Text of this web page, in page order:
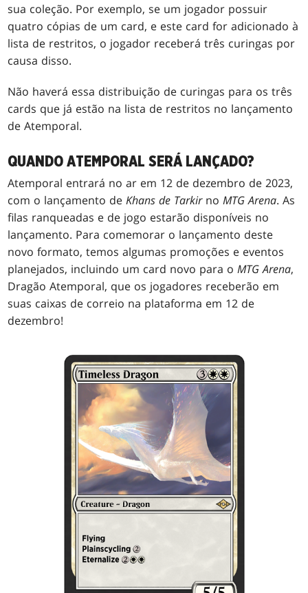
sua coleção. Por exemplo, se um jogador possuir
quatro cópias de um card, e este card for adicionado à
lista de restritos, o jogador receberá três curingas por
causa disso.
Não haverá essa distribuição de curingas para os três
cards que já estão na lista de restritos no lançamento
de Atemporal.
QUANDO ATEMPORAL SERÁ LANÇADO?
Atemporal entrará no ar em 12 de dezembro de 2023,
com o lançamento deKhans de TarkirnoMTGArena. As
filas ranqueadas e de jogo estarão disponíveis no
lançamento. Para comemorar o lançamento deste
novo formato, temos algumas promoções e eventos
planejados, incluindo um card novo para oMTG Arena,
Dragão Atemporal, que os jogadores receberão em
suas caixas de correio na plataforma em 12 de
dezembro!